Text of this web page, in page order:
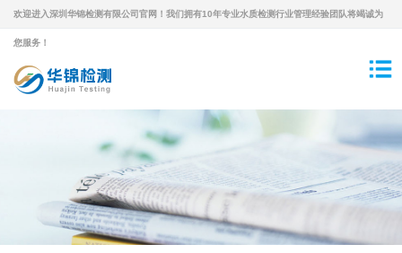
欢迎进入深圳华锦检测有限公司官网！我们拥有10年专业水质检测行业管理经验团队将竭诚为
您服务！